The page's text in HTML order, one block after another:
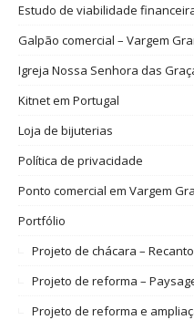
Estudo de viabilidade financeira
Galpão comercial – Vargem
Igreja Nossa Senhora das
Kitnet em Portugal
Loja de bijuterias
Política de privacidade
Ponto comercial em Vargem
Portfólio
Projeto de chácara –
Projeto de reforma –
Projeto de reforma e